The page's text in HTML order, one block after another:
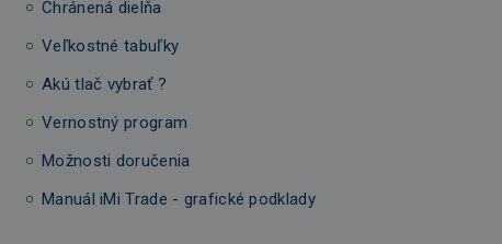
Chránená dielňa
Veľkostné tabuľky
Akú tlač vybrať ?
Vernostný program
Možnosti doručenia
Manuál iMi Trade - grafické podklady